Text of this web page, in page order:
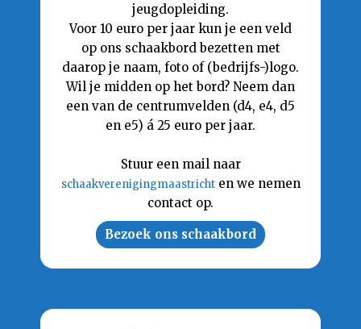
jeugdopleiding.
Voor 10 euro per jaar kun je een veld
op ons schaakbord bezetten met
daarop je naam, foto of (bedrijfs-)logo.
Wil je midden op het bord? Neem dan
een van de centrumvelden (d4, e4, d5
en e5) á 25 euro per jaar.
Stuur een mail naar
schaakverenigingmaastrichten we nemen
contact op.
Bezoek ons schaakbord